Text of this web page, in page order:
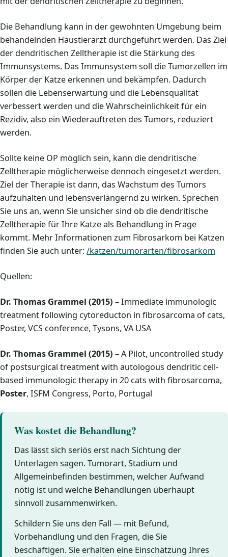
Die Behandlung kann in der gewohnten Umgebung beim
behandelnden Haustierarzt durchgeführt werden. Das Ziel
der dendritischen Zelltherapie ist die Stärkung des
Immunsystems. Das Immunsystem soll die Tumorzellen im
Körper der Katze erkennen und bekämpfen. Dadurch
sollen die Lebenserwartung und die Lebensqualität
verbessert werden und die Wahrscheinlichkeit für ein
Rezidiv, also ein Wiederauftreten des Tumors, reduziert
werden.
Sollte keine OP möglich sein, kann die dendritische
Zelltherapie möglicherweise dennoch eingesetzt werden.
Ziel der Therapie ist dann, das Wachstum des Tumors
aufzuhalten und lebensverlängernd zu wirken. Sprechen
Sie uns an, wenn Sie unsicher sind ob die dendritische
Zelltherapie für Ihre Katze als Behandlung in Frage
kommt. Mehr Informationen zum Fibrosarkom bei Katzen
finden Sie auch unter: /katzen/tumorarten/fibrosarkom
Quellen:
Dr. Thomas Grammel (2015) –Immediate immunologic
treatment following cytoreducton in fibrosarcoma of cats,
Poster, VCS conference, Tysons, VA USA
Dr. Thomas Grammel (2015) –A Pilot, uncontrolled study
of postsurgical treatment with autologous dendritic cell-
based immunologic therapy in 20 cats with fibrosarcoma,
Poster, ISFM Congress, Porto, Portugal
Was kostet die Behandlung?
Das lässt sich seriös erst nach Sichtung der
Unterlagen sagen. Tumorart, Stadium und
Allgemeinbefinden bestimmen, welcher Aufwand
nötig ist und welche Behandlungen überhaupt
sinnvoll zusammenwirken.
Schildern Sie uns den Fall — mit Befund,
Vorbehandlung und den Fragen, die Sie
beschäftigen. Sie erhalten eine Einschätzung Ihres